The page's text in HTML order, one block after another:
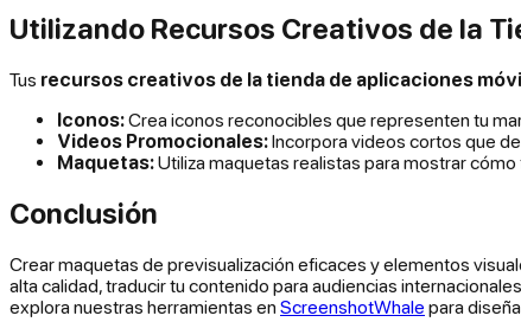
Utilizando Recursos Creativos de la
Tus recursos creativos de la tienda de aplicaciones
Iconos:Crea iconos reconocibles que representen tu
Videos Promocionales:Incorpora videos cortos que
Maquetas:Utiliza maquetas realistas para mostrar
Conclusión
Crear maquetas de previsualización eficaces y elementos
alta calidad, traducir tu contenido para audiencias
explora nuestras herramientas en ScreenshotWhale para